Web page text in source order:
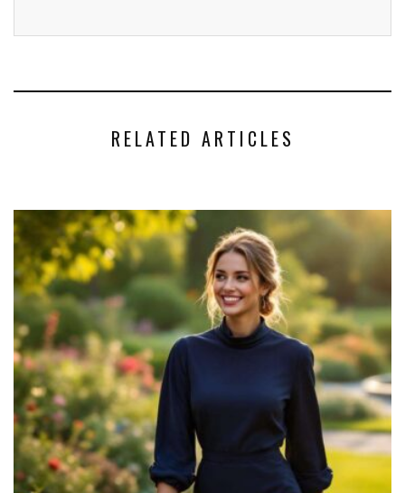
RELATED ARTICLES